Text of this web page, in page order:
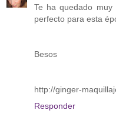
Te ha quedado
perfecto para esta
Besos
http://ginger-
Responder